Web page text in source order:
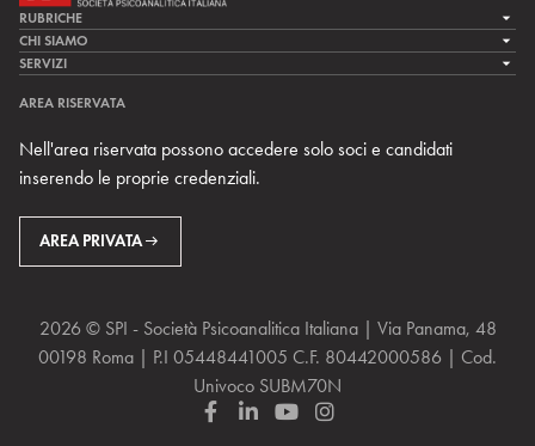
RUBRICHE
LA CURA
LA RICERCA
MULTIMEDIA
CHI SIAMO
LA SPI
TEAM DI SPIWEB
CONTATTI
RIVISTE
SERVIZI
ARCHIVIO STORICO
AREA RISERVATA
Nell'area riservata possono accedere solo soci e candidati
inserendo le proprie credenziali.
AREA PRIVATA
2026 © SPI - Società Psicoanalitica Italiana | Via Panama, 48
00198 Roma | P.I 05448441005 C.F. 80442000586 | Cod.
Univoco SUBM70N
F
L
Y
I